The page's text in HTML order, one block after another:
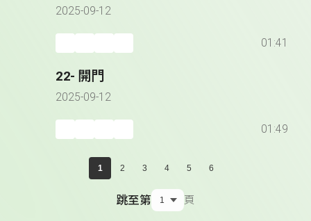
2025-09-12
01:41
22- 開門
2025-09-12
01:49
1 2 3 4 5 6
跳至第 頁